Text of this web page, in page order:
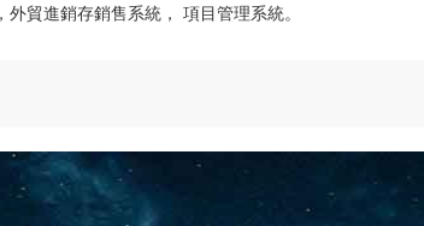
貿進銷存銷售系統， 項目管理系統。